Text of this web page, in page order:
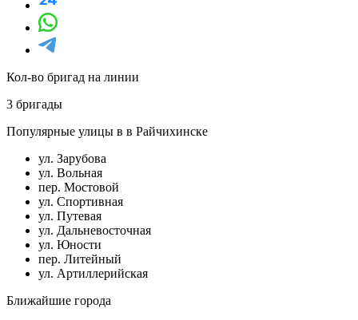
Кол-во бригад на линии
3 бригады
Популярные улицы в в Райчихинске
ул. Зарубова
ул. Вольная
пер. Мостовой
ул. Спортивная
ул. Путевая
ул. Дальневосточная
ул. Юности
пер. Литейный
ул. Артиллерийская
Ближайшие города